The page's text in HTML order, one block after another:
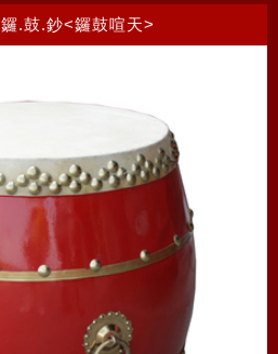
鑼.鼓.鈔<鑼鼓喧天>